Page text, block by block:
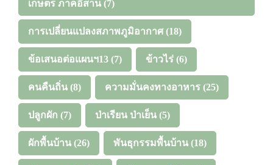
เกษตร ภาคอีสาน (7)
การเปลี่ยนแปลงสภาพภูมิอากาศ(18)
ข้อเสนอต่อแผนฯ13 (7) ข้าวไร่ (6)
คนคืนถิ่น (8) ความมั่นคงทางอาหาร (25)
ปลูกผัก (7) ป่าเรียน ป่าเย็น (5)
ผักพื้นบ้าน (26) พันธุกรรมพื้นบ้าน (18)